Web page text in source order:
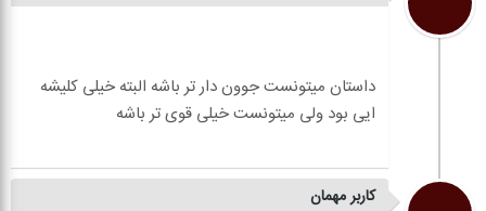
داستان میتونست جوون دار تر باشه البته خیلی کلیشه
کاربر مهمان